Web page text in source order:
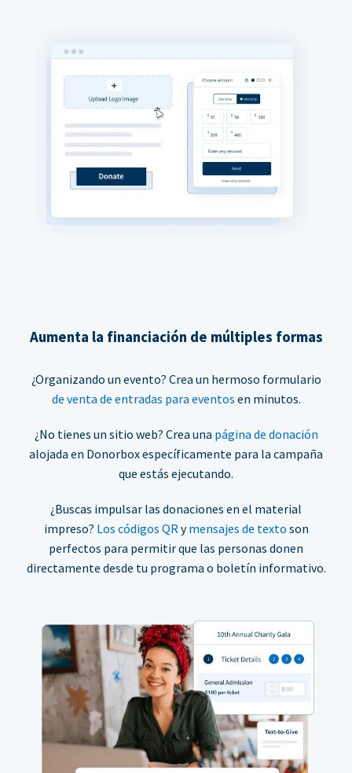
Aumenta la financiación de múltiples formas
¿Organizando un evento? Crea un hermoso formulario
de venta de entradas para eventos en minutos.
¿No tienes un sitio web? Crea una página de donación
alojada en Donorbox específicamente para la campaña
que estás ejecutando.
¿Buscas impulsar las donaciones en el material
impreso? Los códigos QRymensajes de texto son
perfectos para permitir que las personas donen
directamente desde tu programa o boletín informativo.